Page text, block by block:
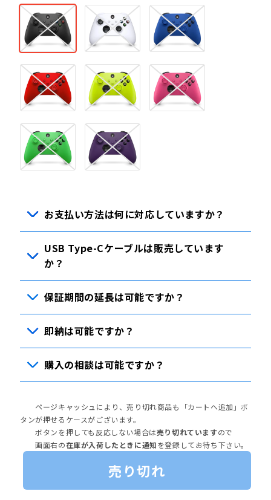
お支払い方法は何に対応していますか？
USB Type-Cケーブルは販売しています
か？
保証期間の延長は可能ですか？
即納は可能ですか？
購入の相談は可能ですか？
ページキャッシュにより、売り切れ商品も「カートへ追加」ボ
タンが押せるケースがございます。
ボタンを押しても反応しない場合は売り切れていますので
画面右の在庫が入荷したときに通知を登録してお待ち下さい。
売り切れ